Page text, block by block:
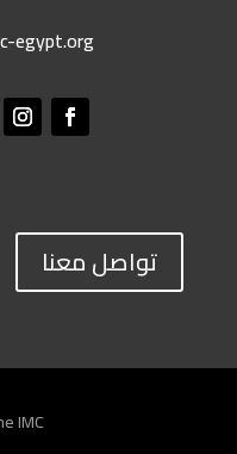
egypt.org
تواصل معنا
IMC